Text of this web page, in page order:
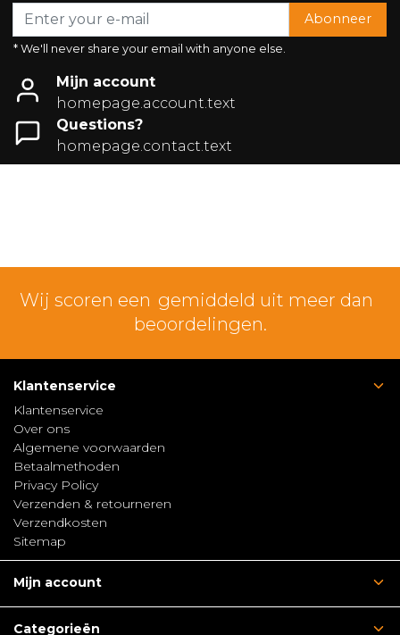
Abonneer
* We'll never share your email with anyone else.
Mijn account
homepage.account.text
Questions?
homepage.contact.text
Wij scoren een gemiddeld uit meer dan
beoordelingen.
Klantenservice
Klantenservice
Over ons
Algemene voorwaarden
Betaalmethoden
Privacy Policy
Verzenden & retourneren
Verzendkosten
Sitemap
Mijn account
Categorieën